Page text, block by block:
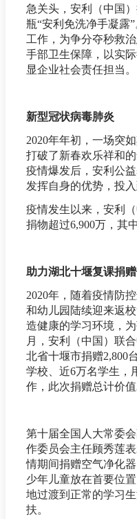
急关头，安利（中国
瓶“安利免洗净手凝露
工作，为争分夺秒救
手部卫生保障，以实
显企业社会责任担当。
新型冠状病毒肺炎
2020年年初，一场突
打破了新春欢乐祥和
疫情爆发后，安利公
发挥自身的优势，投
疫情发生以来，安利
捐物超过6,900万，其
助力湖北十堰复课捐
2020年，随着疫情防
和幼儿园陆续迎来返
造健康的学习环境，
月，安利（中国）联
北省十堰市捐赠2,800
学校、近6万名学生，
作，此次捐赠总计价值
第十届全国人大常委
作委员会主任顾秀莲
情期间捐赠空气净化
少年儿童放在首要位
地过渡到正常的学习
扶。